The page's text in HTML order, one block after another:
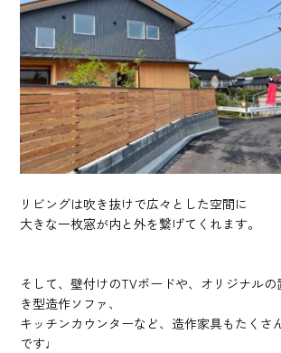
リビングは吹き抜けで広々とした空間に
大きな一枚窓が内と外を繋げてくれます。
そして、壁付けのTVボードや、オリジナルの
き型造作ソファ、
キッチンカウンターなど、造作家具もたくさ
です♩